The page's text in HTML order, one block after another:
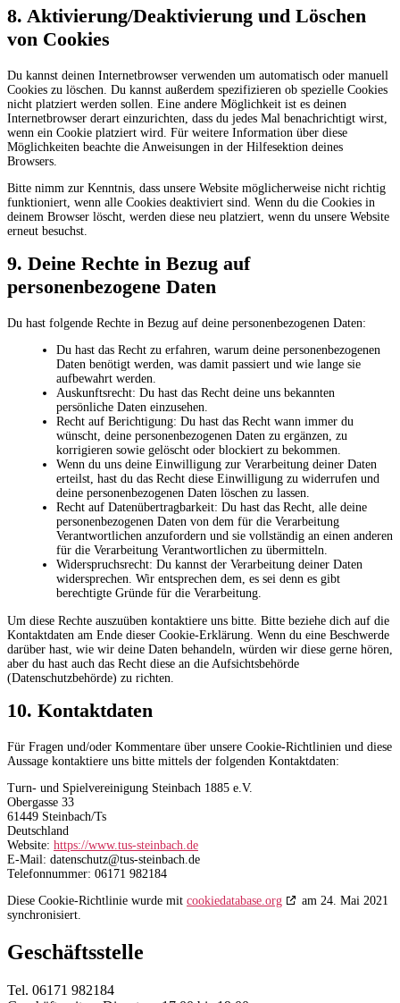
8. Aktivierung/Deaktivierung und Löschen
von Cookies
Du kannst deinen Internetbrowser verwenden um automatisch oder manuell
Cookies zu löschen. Du kannst außerdem spezifizieren ob spezielle Cookies
nicht platziert werden sollen. Eine andere Möglichkeit ist es deinen
Internetbrowser derart einzurichten, dass du jedes Mal benachrichtigt wirst,
wenn ein Cookie platziert wird. Für weitere Information über diese
Möglichkeiten beachte die Anweisungen in der Hilfesektion deines
Browsers.
Bitte nimm zur Kenntnis, dass unsere Website möglicherweise nicht richtig
funktioniert, wenn alle Cookies deaktiviert sind. Wenn du die Cookies in
deinem Browser löscht, werden diese neu platziert, wenn du unsere Website
erneut besuchst.
9. Deine Rechte in Bezug auf
personenbezogene Daten
Du hast folgende Rechte in Bezug auf deine personenbezogenen Daten:
Du hast das Recht zu erfahren, warum deine personenbezogenen
Daten benötigt werden, was damit passiert und wie lange sie
aufbewahrt werden.
Auskunftsrecht: Du hast das Recht deine uns bekannten
persönliche Daten einzusehen.
Recht auf Berichtigung: Du hast das Recht wann immer du
wünscht, deine personenbezogenen Daten zu ergänzen, zu
korrigieren sowie gelöscht oder blockiert zu bekommen.
Wenn du uns deine Einwilligung zur Verarbeitung deiner Daten
erteilst, hast du das Recht diese Einwilligung zu widerrufen und
deine personenbezogenen Daten löschen zu lassen.
Recht auf Datenübertragbarkeit: Du hast das Recht, alle deine
personenbezogenen Daten von dem für die Verarbeitung
Verantwortlichen anzufordern und sie vollständig an einen anderen
für die Verarbeitung Verantwortlichen zu übermitteln.
Widerspruchsrecht: Du kannst der Verarbeitung deiner Daten
widersprechen. Wir entsprechen dem, es sei denn es gibt
berechtigte Gründe für die Verarbeitung.
Um diese Rechte auszuüben kontaktiere uns bitte. Bitte beziehe dich auf die
Kontaktdaten am Ende dieser Cookie-Erklärung. Wenn du eine Beschwerde
darüber hast, wie wir deine Daten behandeln, würden wir diese gerne hören,
aber du hast auch das Recht diese an die Aufsichtsbehörde
(Datenschutzbehörde) zu richten.
10. Kontaktdaten
Für Fragen und/oder Kommentare über unsere Cookie-Richtlinien und diese
Aussage kontaktiere uns bitte mittels der folgenden Kontaktdaten:
Turn- und Spielvereinigung Steinbach 1885 e.V.
Obergasse 33
61449 Steinbach/Ts
Deutschland
Website: https://www.tus-steinbach.de
E-Mail: datenschutz@tus-steinbach.de
Telefonnummer: 06171 982184
Diese Cookie-Richtlinie wurde mit cookiedatabase.org
am 24. Mai 2021
synchronisiert.
Geschäftsstelle
Tel. 06171 982184